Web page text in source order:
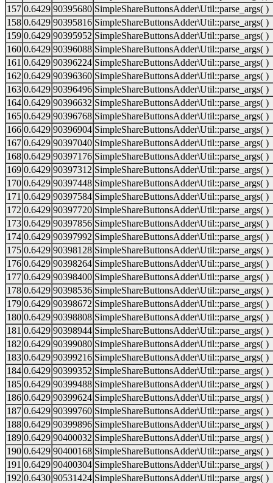
157 0.6429 90395680 SimpleShareButtonsAdder\Util::parse_args( )
158 0.6429 90395816 SimpleShareButtonsAdder\Util::parse_args( )
159 0.6429 90395952 SimpleShareButtonsAdder\Util::parse_args( )
160 0.6429 90396088 SimpleShareButtonsAdder\Util::parse_args( )
161 0.6429 90396224 SimpleShareButtonsAdder\Util::parse_args( )
162 0.6429 90396360 SimpleShareButtonsAdder\Util::parse_args( )
163 0.6429 90396496 SimpleShareButtonsAdder\Util::parse_args( )
164 0.6429 90396632 SimpleShareButtonsAdder\Util::parse_args( )
165 0.6429 90396768 SimpleShareButtonsAdder\Util::parse_args( )
166 0.6429 90396904 SimpleShareButtonsAdder\Util::parse_args( )
167 0.6429 90397040 SimpleShareButtonsAdder\Util::parse_args( )
168 0.6429 90397176 SimpleShareButtonsAdder\Util::parse_args( )
169 0.6429 90397312 SimpleShareButtonsAdder\Util::parse_args( )
170 0.6429 90397448 SimpleShareButtonsAdder\Util::parse_args( )
171 0.6429 90397584 SimpleShareButtonsAdder\Util::parse_args( )
172 0.6429 90397720 SimpleShareButtonsAdder\Util::parse_args( )
173 0.6429 90397856 SimpleShareButtonsAdder\Util::parse_args( )
174 0.6429 90397992 SimpleShareButtonsAdder\Util::parse_args( )
175 0.6429 90398128 SimpleShareButtonsAdder\Util::parse_args( )
176 0.6429 90398264 SimpleShareButtonsAdder\Util::parse_args( )
177 0.6429 90398400 SimpleShareButtonsAdder\Util::parse_args( )
178 0.6429 90398536 SimpleShareButtonsAdder\Util::parse_args( )
179 0.6429 90398672 SimpleShareButtonsAdder\Util::parse_args( )
180 0.6429 90398808 SimpleShareButtonsAdder\Util::parse_args( )
181 0.6429 90398944 SimpleShareButtonsAdder\Util::parse_args( )
182 0.6429 90399080 SimpleShareButtonsAdder\Util::parse_args( )
183 0.6429 90399216 SimpleShareButtonsAdder\Util::parse_args( )
184 0.6429 90399352 SimpleShareButtonsAdder\Util::parse_args( )
185 0.6429 90399488 SimpleShareButtonsAdder\Util::parse_args( )
186 0.6429 90399624 SimpleShareButtonsAdder\Util::parse_args( )
187 0.6429 90399760 SimpleShareButtonsAdder\Util::parse_args( )
188 0.6429 90399896 SimpleShareButtonsAdder\Util::parse_args( )
189 0.6429 90400032 SimpleShareButtonsAdder\Util::parse_args( )
190 0.6429 90400168 SimpleShareButtonsAdder\Util::parse_args( )
191 0.6429 90400304 SimpleShareButtonsAdder\Util::parse_args( )
192 0.6430 90531424 SimpleShareButtonsAdder\Util::parse_args( )